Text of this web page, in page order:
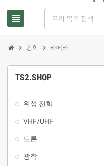
view_headline
chevron_right 광학 chevron_right 카메라
TS2.SHOP
위성 전화
VHF/UHF
드론
광학